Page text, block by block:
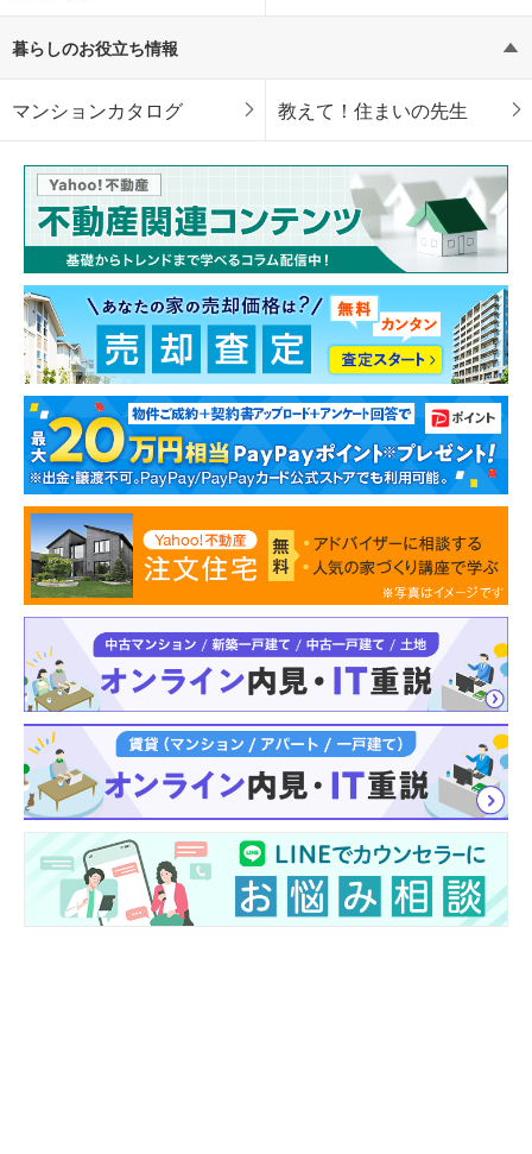
暮らしのお役立ち情報
マンションカタログ 教えて！住まいの先生